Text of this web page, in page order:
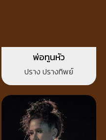
พ่อทูนหัว
ปราง ปรางทิพย์